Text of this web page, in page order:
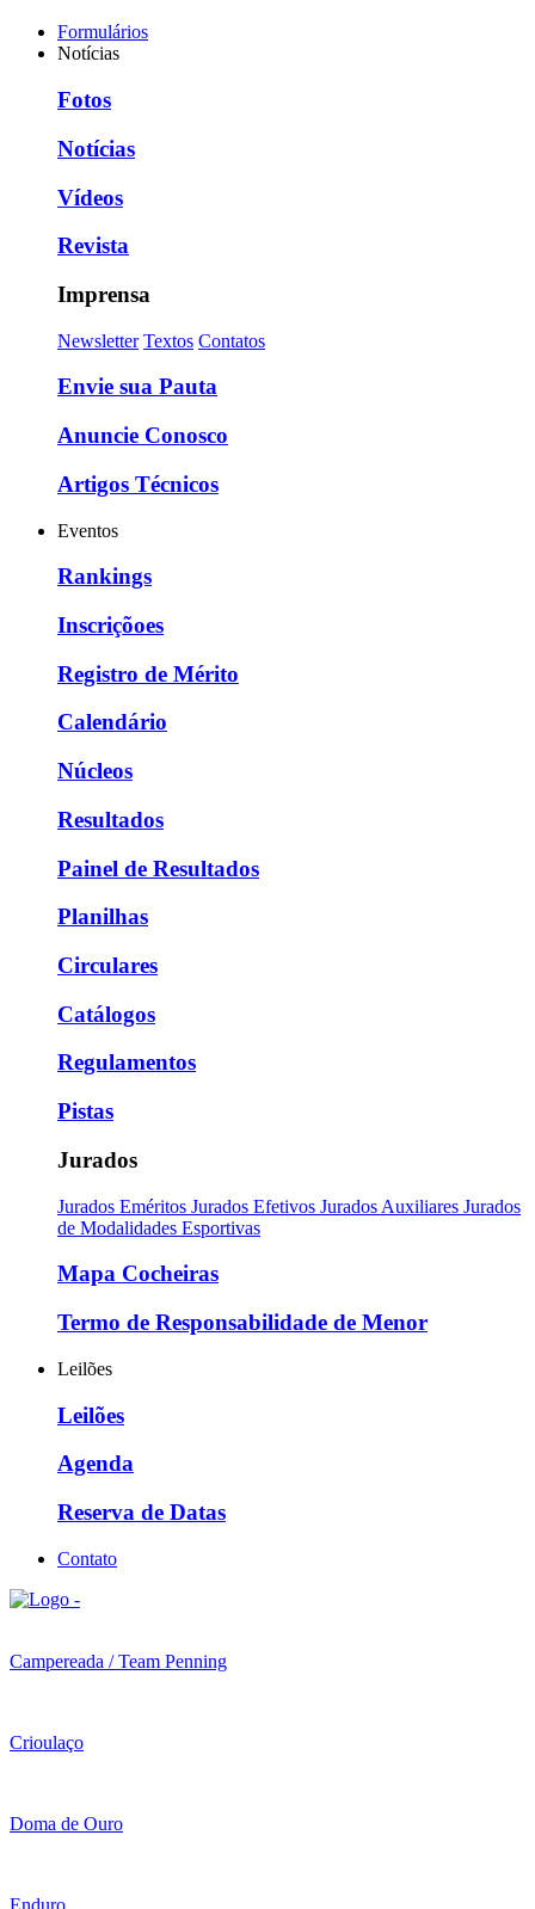
Formulários
Notícias
Fotos
Notícias
Vídeos
Revista
Imprensa
Newsletter Textos Contatos
Envie sua Pauta
Anuncie Conosco
Artigos Técnicos
Eventos
Rankings
Inscriçõoes
Registro de Mérito
Calendário
Núcleos
Resultados
Painel de Resultados
Planilhas
Circulares
Catálogos
Regulamentos
Pistas
Jurados
Jurados Eméritos Jurados Efetivos Jurados Auxiliares Jurados
de Modalidades Esportivas
Mapa Cocheiras
Termo de Responsabilidade de Menor
Leilões
Leilões
Agenda
Reserva de Datas
Contato
Campereada / Team Penning
Crioulaço
Doma de Ouro
Enduro